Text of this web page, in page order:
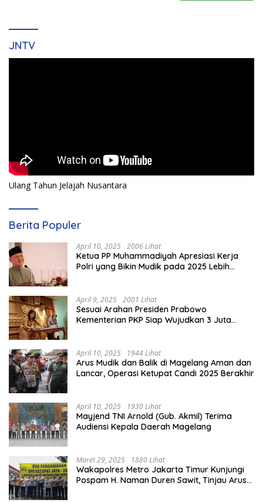
JNTV
Ulang Tahun Jelajah Nusantara
Berita Populer
April 10, 2025 2006 Lihat
Ketua PP Muhammadiyah Apresiasi Kerja
Polri yang Bikin Mudik pada 2025 Lebih
April 9, 2025 2001 Lihat
Sesuai Arahan Presiden Prabowo
Kementerian PKP Siap Wujudkan 3 Juta
April 10, 2025 1944 Lihat
Arus Mudik dan Balik di Magelang Aman dan
Lancar, Operasi Ketupat Candi 2025 Berakhir
April 10, 2025 1930 Lihat
Mayjend TNI Arnold (Gub. Akmil) Terima
Audiensi Kepala Daerah Magelang
Maret 29, 2025 1880 Lihat
Wakapolres Metro Jakarta Timur Kunjungi
Pospam H. Naman Duren Sawit, Tinjau Arus